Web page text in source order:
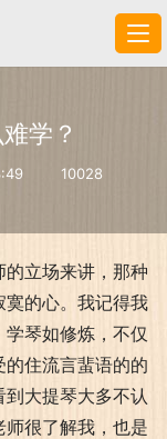
学？
10028
立场来讲，那种
寞的心。我记得我
琴如修炼，不仅
住流言蜚语的的
大提琴大多不认
很了解我，也是